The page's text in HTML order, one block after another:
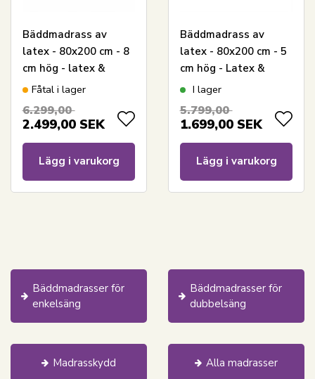
Bäddmadrass av
latex - 80x200 cm - 8
cm hög - latex &
naturlatex - Zen
för enkelsäng
Fåtal i lager
6.299,00
2.499,00 SEK
Lägg i varukorg
Bäddmadrass av
latex - 80x200 cm - 5
cm hög - Latex &
naturlatex - Zen
för enkelsäng
I lager
5.799,00
1.699,00 SEK
Lägg i varukorg
Bäddmadrasser för
enkelsäng
Bäddmadrasser för
dubbelsäng
Madrasskydd Alla madrasser